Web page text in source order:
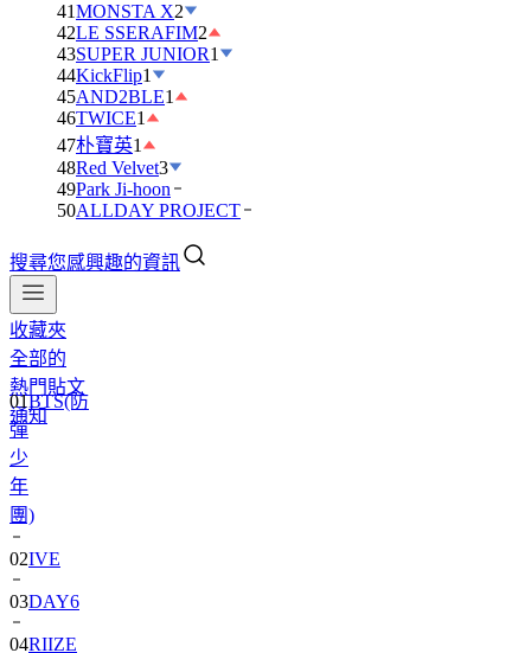
41MONSTA X2
42LE SSERAFIM2
43SUPER JUNIOR1
44KickFlip1
45AND2BLE1
46TWICE1
47朴寶英1
48Red Velvet3
49Park Ji-hoon
50ALLDAY PROJECT
搜尋您感興趣的資訊
收藏夾
全部的
熱門貼文
通知
01BTS(防
彈
少
年
團)
02IVE
03DAY6
04RIIZE